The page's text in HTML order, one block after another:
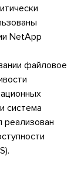
NetApp
файловое
система